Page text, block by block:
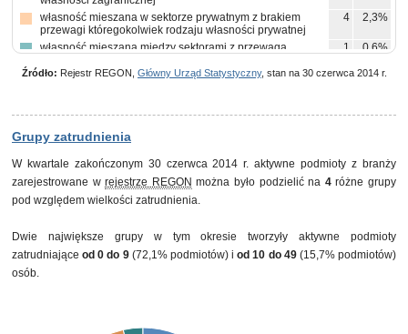
własność mieszana w sektorze prywatnym z brakiem
przewagi któregokolwiek rodzaju własności prywatnej
4 2,3%
własność mieszana między sektorami z przewagą
własności zagranicznej
1 0,6%
Źródło: Rejestr REGON, Główny Urząd Statystyczny, stan na 30 czerwca 2014 r.
Grupy zatrudnienia
W kwartale zakończonym 30 czerwca 2014 r. aktywne podmioty z branży
zarejestrowane wrejestrze REGON można było podzielić na 4różne grupy
pod względem wielkości zatrudnienia.
Dwie największe grupy w tym okresie tworzyły aktywne podmioty
zatrudniająceod 0 do 9 (72,1% podmiotów) iod 10 do 49 (15,7% podmiotów)
osób.